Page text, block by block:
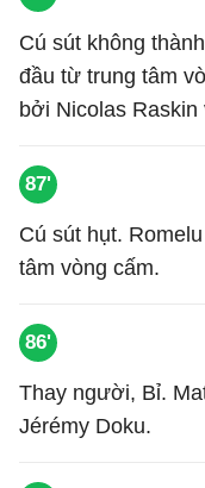
Cú sút không
đầu từ trung tâm
bởi Nicolas
87'
Cú sút hụt.
tâm vòng cấm.
86'
Thay người, Bỉ.
Jérémy Doku.